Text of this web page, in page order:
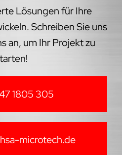
Lösungen für Ihre
Schreiben Sie uns
an, um Ihr Projekt zu
1805 305
microtech.de